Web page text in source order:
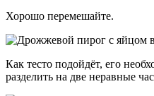
Хорошо перемешайте.
Как тесто подойдёт, его
разделить на две неравные